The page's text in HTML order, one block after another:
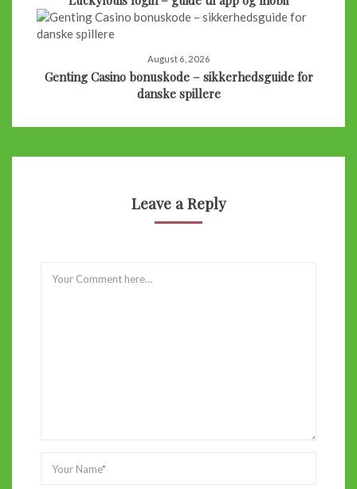
August 6, 2026
Genting Casino bonuskode – sikkerhedsguide for
danske spillere
Leave a Reply